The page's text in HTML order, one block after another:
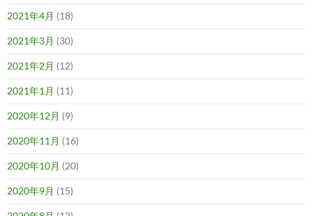
2021年4月 (18)
2021年3月 (30)
2021年2月 (12)
2021年1月 (11)
2020年12月 (9)
2020年11月 (16)
2020年10月 (20)
2020年9月 (15)